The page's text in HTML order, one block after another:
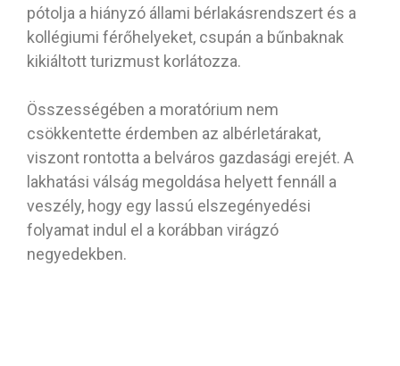
pótolja a hiányzó állami bérlakásrendszert és a
kollégiumi férőhelyeket, csupán a bűnbaknak
kikiáltott turizmust korlátozza.
Összességében a moratórium nem
csökkentette érdemben az albérletárakat,
viszont rontotta a belváros gazdasági erejét. A
lakhatási válság megoldása helyett fennáll a
veszély, hogy egy lassú elszegényedési
folyamat indul el a korábban virágzó
negyedekben.